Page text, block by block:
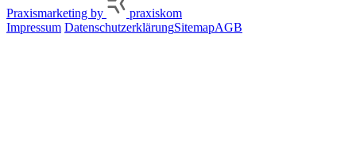
Praxismarketing by
praxiskom
Impressum DatenschutzerklärungSitemapAGB